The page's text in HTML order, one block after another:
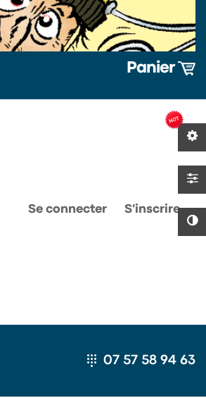
Panier
Se connecter S'inscrire
07 57 58 94 63